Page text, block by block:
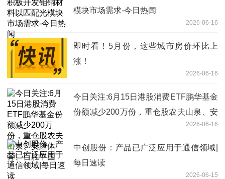
模块市场需求-今日热闻
2026-06-16
即时看！5月份，这些城市房价环比上
涨！
2026-06-16
今日关注:6月15日港股消费ETF鹏华基金
份额减少200万份，重仓股农夫山泉、安
2026-06-16
中创股份：产品已广泛应用于通信领域|
每日速读
2026-06-15